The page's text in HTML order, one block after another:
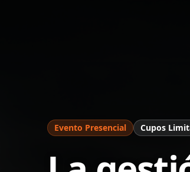
Evento Presencial Cupos